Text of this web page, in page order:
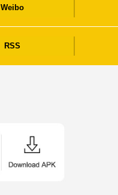
Weibo
RSS